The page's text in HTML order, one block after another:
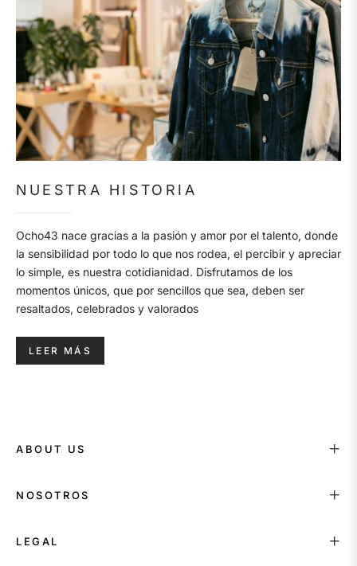
NUESTRA HISTORIA
Ocho43 nace gracias a la pasión y amor por el talento, donde
la sensibilidad por todo lo que nos rodea, el percibir y apreciar
lo simple, es nuestra cotidianidad. Disfrutamos de los
momentos únicos, que por sencillos que sea, deben ser
resaltados, celebrados y valorados
LEER MÁS
ABOUT US
NOSOTROS
LEGAL